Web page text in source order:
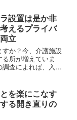
設置は是か非
えるプライバ
立
か？今、介護施設
所が増えていま
査によれば、入所
で発生した事故の
プライバシーの配
🤔
を楽にこなす
る開き直りの